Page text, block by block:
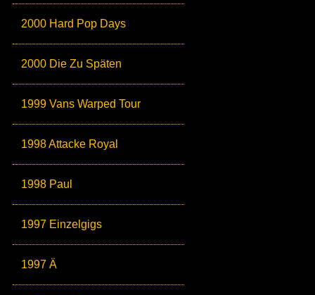
2000 Hard Pop Days
2000 Die Zu Späten
1999 Vans Warped Tour
1998 Attacke Royal
1998 Paul
1997 Einzelgigs
1997 Ä